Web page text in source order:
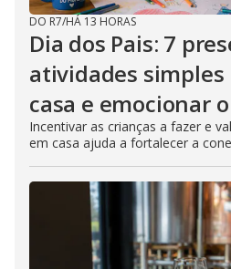
DO R7/HÁ 13 HORAS
Dia dos Pais: 7
atividades
casa e emocionar
Incentivar as crianças a fazer e
em casa ajuda a fortalecer a